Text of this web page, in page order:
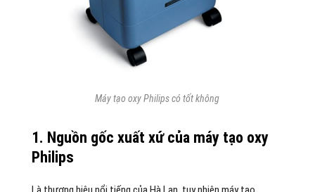
Máy tạo oxy Philips có tốt không
1. Nguồn gốc xuất xứ của máy tạo oxy
Philips